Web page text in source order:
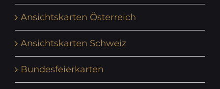
Ansichtskarten Österreich
Ansichtskarten Schweiz
Bundesfeierkarten